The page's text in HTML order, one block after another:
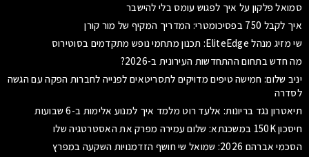
סמואל פלקון על איך לפגוש עומס בלי להישבר
איך לקבל 750 בפסיכומטרי: המדריך המקיף של מור קורן
שי מזיג מנהל EliteEdge: תכנון מתחמי נופש מתקדמים בסוטירוס
מה חדש בתחום ההתחדשות העירונית ב-2026?
יניב שלום: חמישה טיפים מדויקים לתסריטאים לפנייה לחברות הפקה עם הגשה
לסדרה
תיאטרון נגד בריונות: אלעד רוט מלמד איך למנוע אלימות ב-6 שבועות
חיסכון 150K במשכנתא: שלום עמירה מפרק את האסטרטגיה שלו
הסכמי אברהם 2026: שמואל שי חושף הזדמנויות השקעה במפרץ